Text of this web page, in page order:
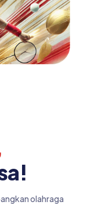
olahraga